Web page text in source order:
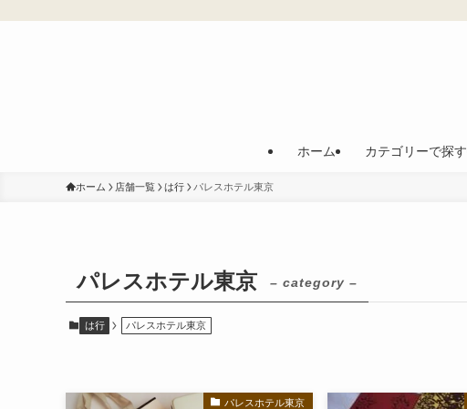
ホーム カテゴリーで探す
ホーム 店舗一覧 は行 パレスホテル東京
パレスホテル東京 – category –
は行 パレスホテル東京
パレスホテル東京